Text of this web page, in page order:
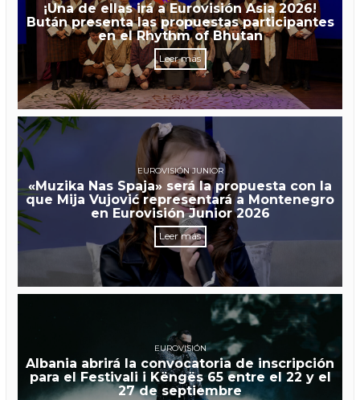
¡Una de ellas irá a Eurovisión Asia 2026!
Bután presenta las propuestas participantes
en el Rhythm of Bhutan
Leer más
EUROVISIÓN JUNIOR
«Muzika Nas Spaja» será la propuesta con la
que Mija Vujović representará a Montenegro
en Eurovisión Junior 2026
Leer más
EUROVISIÓN
Albania abrirá la convocatoria de inscripción
para el Festivali i Këngës 65 entre el 22 y el
27 de septiembre